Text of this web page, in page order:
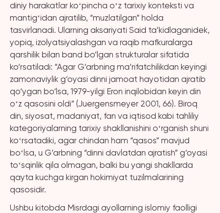
diniy harakatlar koʻpincha oʻz tarixiy konteksti va
mantigʻidan ajratilib, “muzlatilgan” holda
tasvirlanadi. Ularning aksariyati Said ta’kidlaganidek,
yopiq, izolyatsiyalashgan va raqib mafkuralarga
qarshilik bilan band bo‘lgan strukturalar sifatida
ko‘rsatiladi: “Agar G‘arbning ma’rifatchilikdan keyingi
zamonaviylik g‘oyasi dinni jamoat hayotidan ajratib
qo‘ygan bo‘lsa, 1979-yilgi Eron inqilobidan keyin din
oʻz qasosini oldi” (Juergensmeyer 2001, 66). Biroq
din, siyosat, madaniyat, fan va iqtisod kabi tahliliy
kategoriyalarning tarixiy shakllanishini oʻrganish shuni
koʻrsatadiki, agar chindan ham “qasos” mavjud
boʻlsa, u G‘arbning “dinni davlatdan ajratish” g‘oyasi
toʻsqinlik qila olmagan, balki bu yangi shakllarda
qayta kuchga kirgan hokimiyat tuzilmalarining
qasosidir.
Ushbu kitobda Misrdagi ayollarning islomiy faolligi